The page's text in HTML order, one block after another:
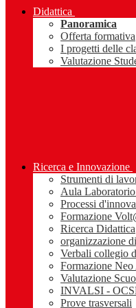
Didattica
Panoramica
Offerta formativa
I progetti delle
Valutazione
Ricerca e Innovazione
Strumenti di
Aula
Processi
Formazione
Ricerca Didattica
organizzazione
Verbali collegio
Formazione Neo
Valutazione
INVALSI -
Prove trasversali